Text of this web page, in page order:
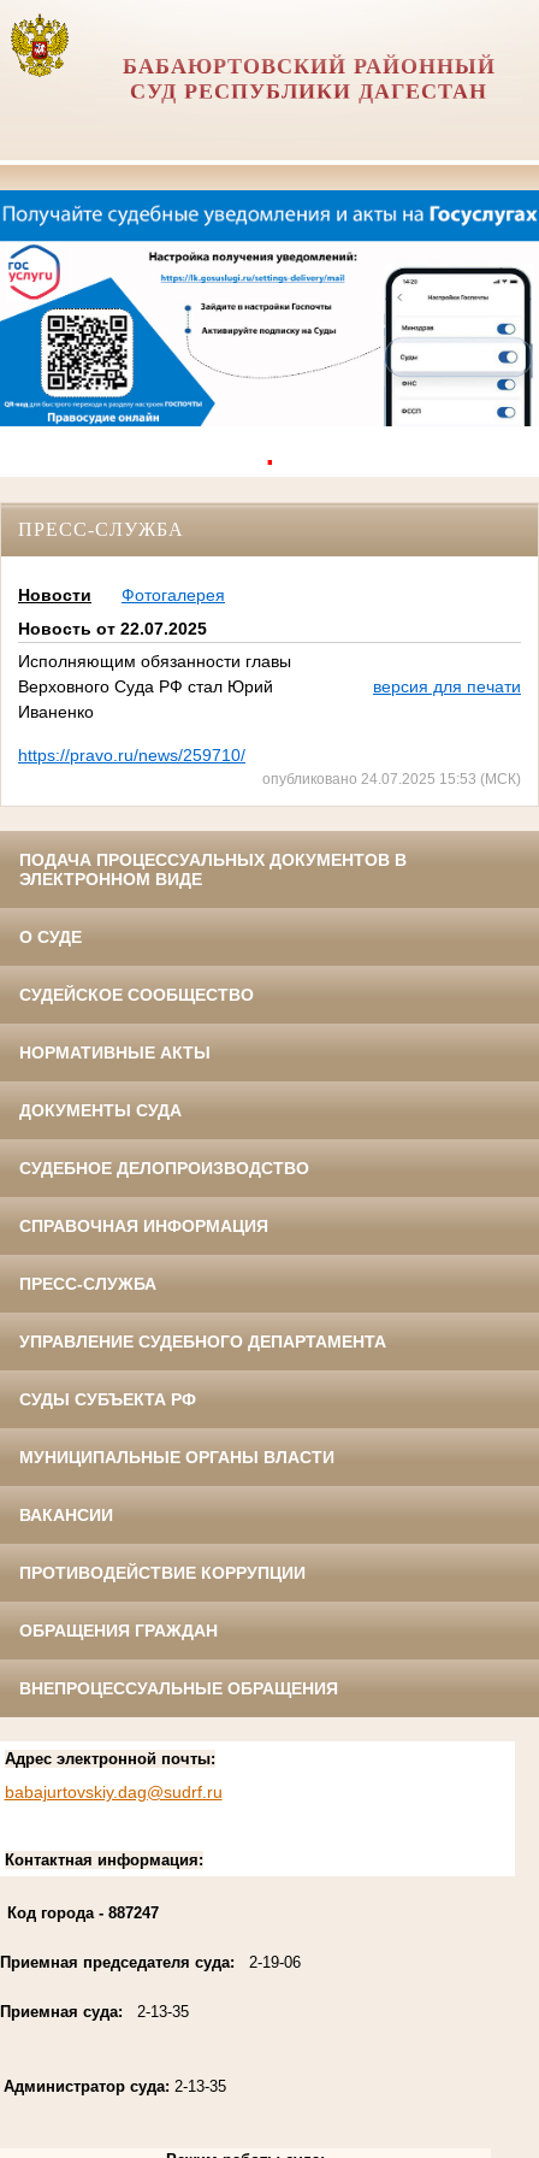
БАБАЮРТОВСКИЙ РАЙОННЫЙ
СУД РЕСПУБЛИКИ ДАГЕСТАН
.
ПРЕСС-СЛУЖБА
Новости
Фотогалерея
Новость от 22.07.2025
Исполняющим обязанности главы
Верховного Суда РФ стал Юрий
Иваненко
версия для печати
https://pravo.ru/news/259710/
опубликовано 24.07.2025 15:53 (МСК)
ПОДАЧА ПРОЦЕССУАЛЬНЫХ ДОКУМЕНТОВ В
ЭЛЕКТРОННОМ ВИДЕ
О СУДЕ
СУДЕЙСКОЕ СООБЩЕСТВО
НОРМАТИВНЫЕ АКТЫ
ДОКУМЕНТЫ СУДА
СУДЕБНОЕ ДЕЛОПРОИЗВОДСТВО
СПРАВОЧНАЯ ИНФОРМАЦИЯ
ПРЕСС-СЛУЖБА
УПРАВЛЕНИЕ СУДЕБНОГО ДЕПАРТАМЕНТА
СУДЫ СУБЪЕКТА РФ
МУНИЦИПАЛЬНЫЕ ОРГАНЫ ВЛАСТИ
ВАКАНСИИ
ПРОТИВОДЕЙСТВИЕ КОРРУПЦИИ
ОБРАЩЕНИЯ ГРАЖДАН
ВНЕПРОЦЕССУАЛЬНЫЕ ОБРАЩЕНИЯ
Адрес электронной почты:
babajurtovskiy.dag@sudrf.ru
Контактная информация:
Код города- 887247
Приемная председателя суда: 2-19-06
Приемная суда: 2-13-35
Администратор суда: 2-13-35